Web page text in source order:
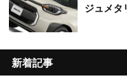
ジュメタ
新着記事